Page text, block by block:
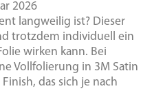
2026
langweilig ist? Dieser
trotzdem individuell ein
wirken kann. Bei
Vollfolierung in 3M Satin
das sich je nach